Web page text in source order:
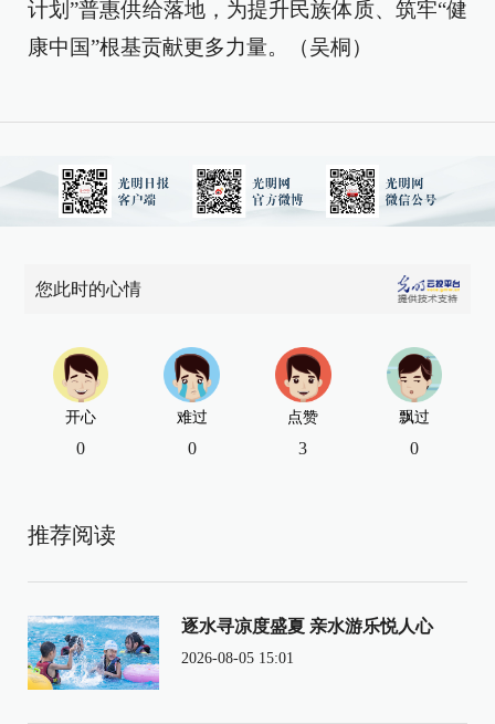
计划”普惠供给落地，为提升民族体质、筑牢“健
康中国”根基贡献更多力量。（吴桐）
您此时的心情
开心
0
难过
0
点赞
3
飘过
0
推荐阅读
逐水寻凉度盛夏 亲水游乐悦人心
2026-08-05 15:01